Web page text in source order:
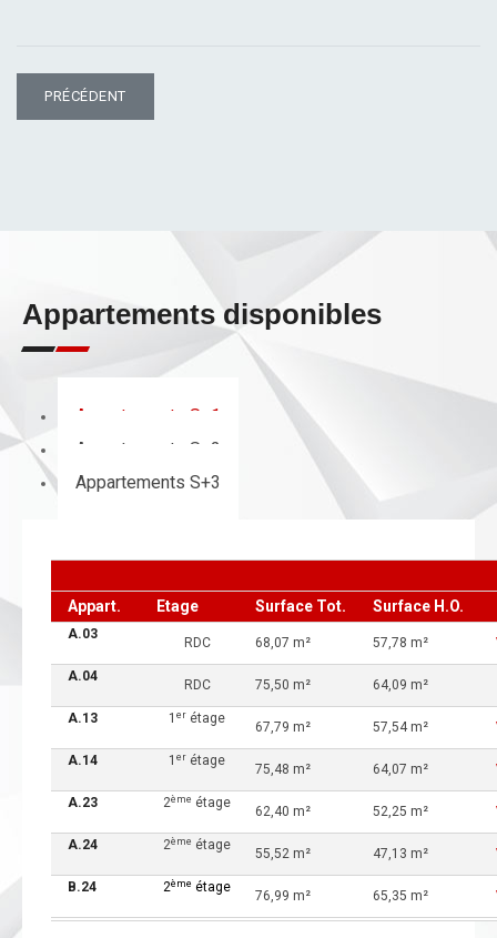
ARTICLE PRÉCÉDENT : APPARTEMENT A24
PRÉCÉDENT
Appartements disponibles
Appartements S+1
Appartements S+2
Appartements S+3
Appart. Etage Surface Tot. Surface H.O.
A.03
RDC 68,07 m² 57,78 m²
A.04
RDC 75,50 m² 64,09 m²
A.13 1 er étage
67,79 m² 57,54 m²
A.14 1 er étage
75,48 m² 64,07 m²
A.23 2ème étage
62,40 m² 52,25 m²
A.24 2ème étage
55,52 m² 47,13 m²
B.24 2ème étage
76,99 m² 65,35 m²